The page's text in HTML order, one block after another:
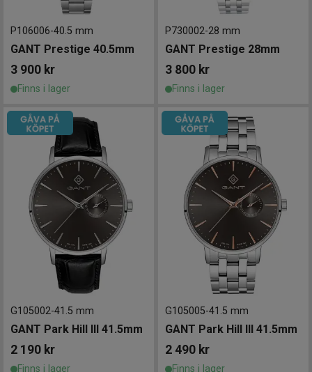
P106006-40.5 mm
GANT Prestige 40.5mm
3 900 kr
Finns i lager
P730002-28 mm
GANT Prestige 28mm
3 800 kr
Finns i lager
G105002-41.5 mm
GANT Park Hill III 41.5mm
2 190 kr
Finns i lager
G105005-41.5 mm
GANT Park Hill III 41.5mm
2 490 kr
Finns i lager